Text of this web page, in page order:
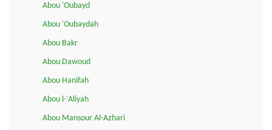
Abou 'Oubayd
Abou 'Oubaydah
Abou Bakr
Abou Dawoud
Abou Hanifah
Abou l-'Aliyah
Abou Mansour Al-Azhari